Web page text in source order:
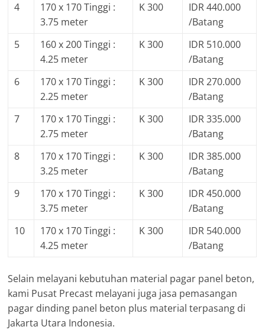
4
170 x 170 Tinggi :
3.75 meter
K 300
IDR 440.000
/Batang
5
160 x 200 Tinggi :
4.25 meter
K 300
IDR 510.000
/Batang
6
170 x 170 Tinggi :
2.25 meter
K 300
IDR 270.000
/Batang
7
170 x 170 Tinggi :
2.75 meter
K 300
IDR 335.000
/Batang
8
170 x 170 Tinggi :
3.25 meter
K 300
IDR 385.000
/Batang
9
170 x 170 Tinggi :
3.75 meter
K 300
IDR 450.000
/Batang
10
170 x 170 Tinggi :
4.25 meter
K 300
IDR 540.000
/Batang
Selain melayani kebutuhan material pagar panel beton,
kami Pusat Precast melayani juga jasa pemasangan
pagar dinding panel beton plus material terpasang di
Jakarta Utara Indonesia.